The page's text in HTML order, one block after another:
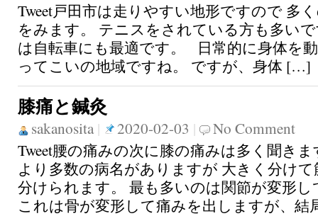
Tweet戸田市は走りやすい地形ですので 多
をみます。 テニスをされている方も多い
は自転車にも最適です。 日常的に身体を
ってこいの地域ですね。 ですが、身体 […]
膝痛と鍼灸
sakanosita| 2020-02-03 |
No Comment
Tweet腰の痛みの次に膝の痛みは多く聞き
より多数の病名がありますが 大きく分け
分けられます。 最も多いのは関節が変形
これは骨が変形して痛みを出しますが、